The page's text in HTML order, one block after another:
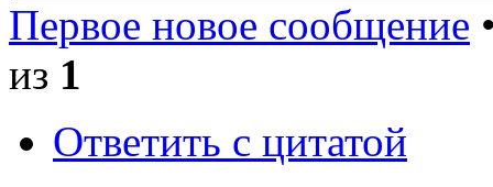
Первое новое сообщение
из 1
Ответить с цитатой